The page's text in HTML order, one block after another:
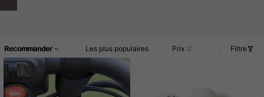
Recommander Les plus populaires Prix Filtre